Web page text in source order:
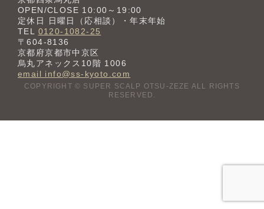
OPEN/CLOSE 10:00～19:00
定休日 日曜日（応相談）・年末年始
TEL 0120-1082-25
〒604-8136
京都府京都市中京区
烏丸アネックス10階 1006
email info@ss-kyoto.com
COPYRIGHT © SUPER SCALP OTSU-ZEZE ALL RIGHTS
RESERVED.